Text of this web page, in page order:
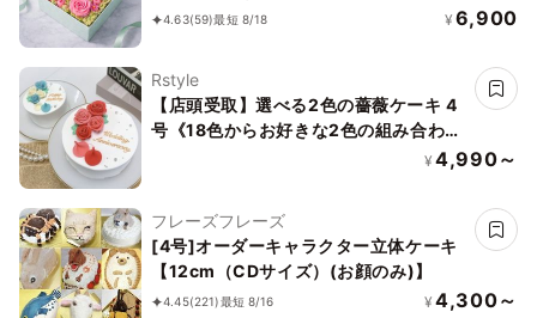
4.63(59)最短 8/18 ¥ 6,900
Rstyle
【店頭受取】選べる2色の薔薇ケーキ 4
号《18色からお好きな2色の組み合わせ
｜薔薇｜センイルケーキ｜メッセージ｜
¥ 4,990～
フレーズフレーズ
[4号]オーダーキャラクター立体ケーキ
【12cm（CDサイズ）(お顔のみ)】
4.45(221)最短 8/16 ¥ 4,300～